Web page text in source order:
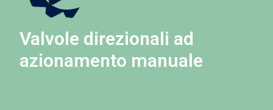
Valvole direzionali ad
azionamento manuale